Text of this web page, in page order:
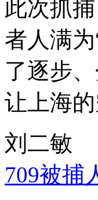
此次抓
者人满
了逐步
让上海
刘二敏
709被捕